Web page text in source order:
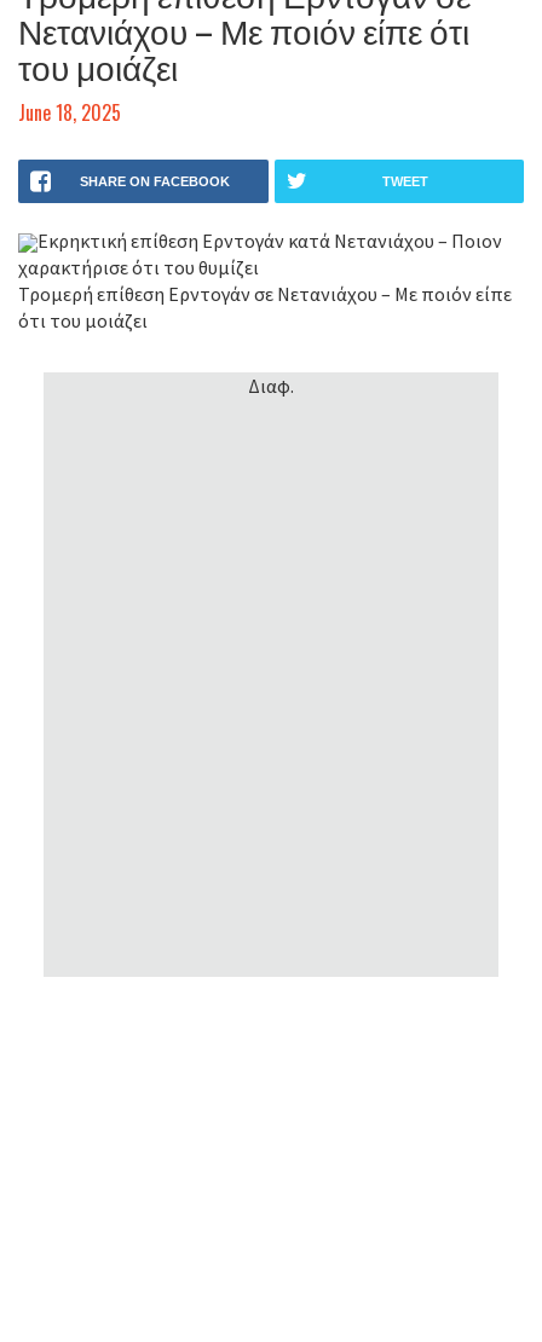
Νετανιάχου – Με ποιόν είπε ότι
του μοιάζει
June 18, 2025
SHARE ON FACEBOOK TWEET
Εκρηκτική επίθεση Ερντογάν κατά Νετανιάχου – Ποιον
χαρακτήρισε ότι του θυμίζει
Τρομερή επίθεση Ερντογάν σε Νετανιάχου – Με ποιόν είπε
ότι του μοιάζει
Διαφ.